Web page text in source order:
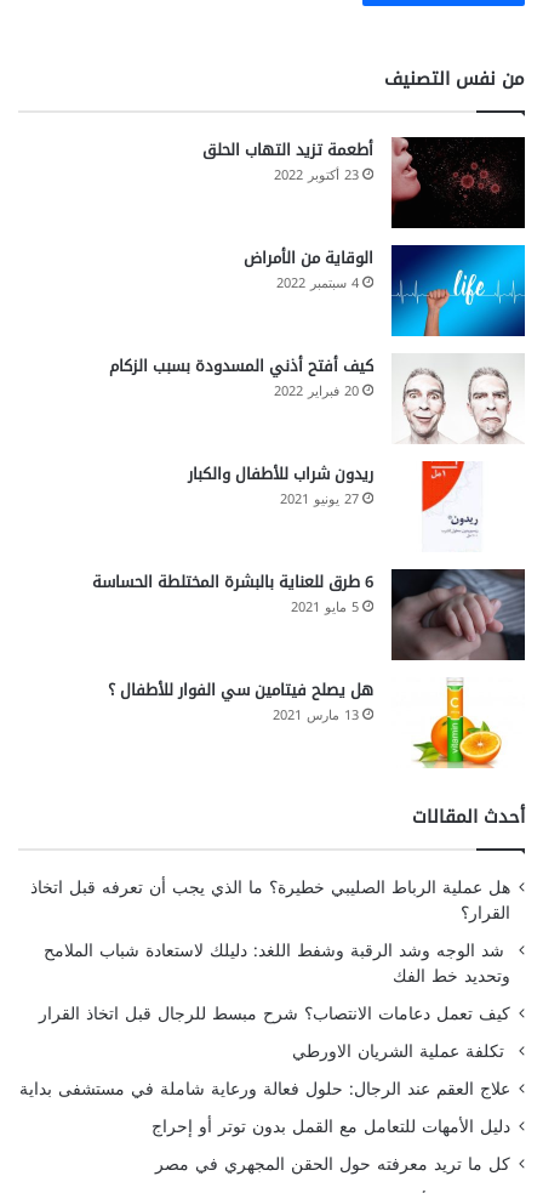
من نفس التصنيف
أطعمة تزيد التهاب الحلق
23 أكتوبر 2022
الوقاية من الأمراض
4 سبتمبر 2022
كيف أفتح أذني المسدودة بسبب الزكام
20 فبراير 2022
ريدون شراب للأطفال والكبار
27 يونيو 2021
6 طرق للعناية بالبشرة المختلطة الحساسة
5 مايو 2021
هل يصلح فيتامين سي الفوار للأطفال ؟
13 مارس 2021
أحدث المقالات
هل عملية الرباط الصليبي خطيرة؟ ما الذي يجب أن تعرفه قبل اتخاذ
القرار؟
شد الوجه وشد الرقبة وشفط اللغد: دليلك لاستعادة شباب الملامح
وتحديد خط الفك
كيف تعمل دعامات الانتصاب؟ شرح مبسط للرجال قبل اتخاذ القرار
تكلفة عملية الشريان الاورطي
علاج العقم عند الرجال: حلول فعالة ورعاية شاملة في مستشفى بداية
دليل الأمهات للتعامل مع القمل بدون توتر أو إحراج
كل ما تريد معرفته حول الحقن المجهري في مصر